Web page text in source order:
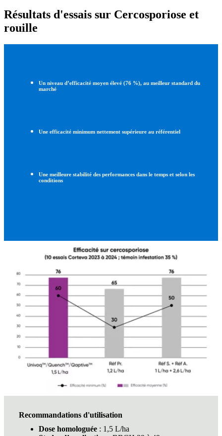
Résultats d'essais sur Cercosporiose et
rouille
Un niveau d’efficacité moyen élevé (76 %), au meilleur standard du
marché
Une efficacité minimum nettement supérieure au référentiel
Une meilleure stabilité des performances dans le temps et selon les
conditions
Recommandations d'utilisation
Dose homologuée : 1,5 L/ha